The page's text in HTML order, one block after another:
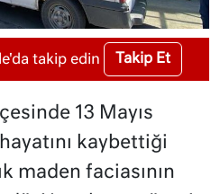
takip edin Takip Et
13 Mayıs
kaybettiği
maden faciasının